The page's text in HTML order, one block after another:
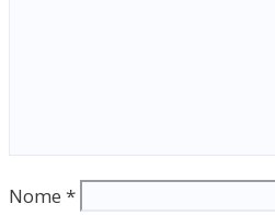
Nome *